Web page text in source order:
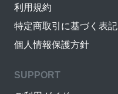
利用規約
特定商取引に基づく表記
個人情報保護方針
SUPPORT